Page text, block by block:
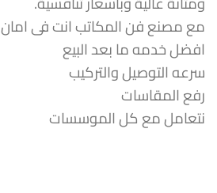
مع مصنع فن المكاتب انت فى امان
افضل خدمه ما بعد البيع
سرعه التوصيل والتركيب
رفع المقاسات
نتعامل مع كل الموسسات